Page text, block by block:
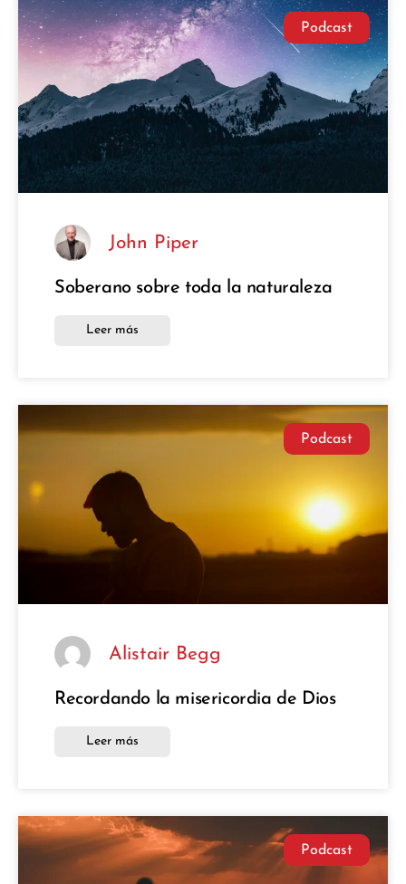
Podcast
John Piper
Soberano sobre toda la naturaleza
Leer más
Podcast
Alistair Begg
Recordando la misericordia de Dios
Leer más
Podcast